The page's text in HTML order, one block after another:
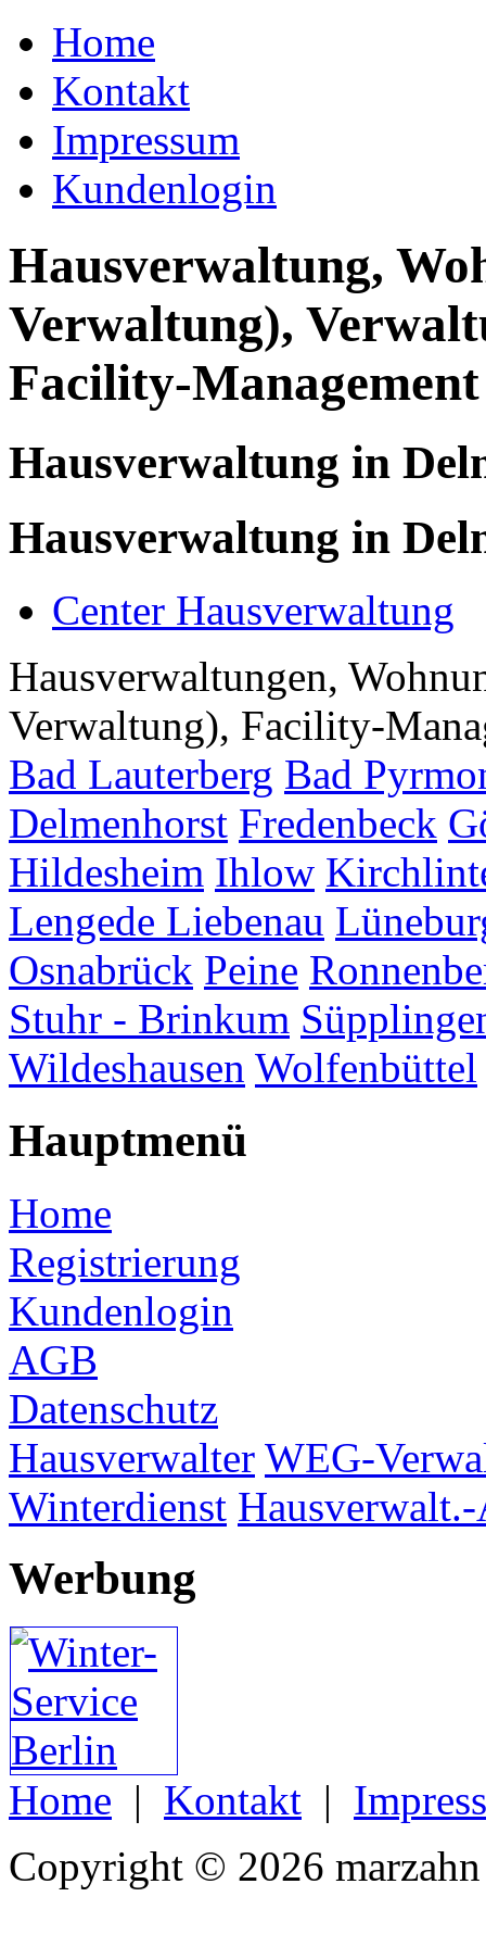
Home
Kontakt
Impressum
Kundenlogin
Hausverwaltung,
Verwaltung),
Facility-Management
Hausverwaltung in
Hausverwaltung in
Center Hausverwaltung
Hausverwaltungen,
Verwaltung), Facility-
Bad Lauterberg Bad
Delmenhorst Fredenbeck
Hildesheim Ihlow
Lengede Liebenau
Osnabrück Peine
Stuhr - Brinkum
Wildeshausen Wolfenbüttel
Hauptmenü
Home
Registrierung
Kundenlogin
AGB
Datenschutz
Hausverwalter WEG-
Winterdienst
Werbung
Home | Kontakt |
Copyright © 2026